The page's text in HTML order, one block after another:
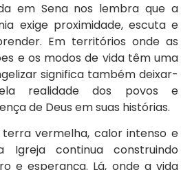
em Sena nos lembra que a
exige proximidade, escuta e
Em territórios onde as
e os modos de vida têm uma
significa também deixar-
realidade dos povos e
de Deus em suas histórias.
vermelha, calor intenso e
Igreja continua construindo
e esperança. Lá, onde a vida